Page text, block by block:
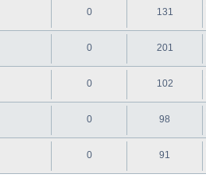
0 131
0 201
0 102
0 98
0 91